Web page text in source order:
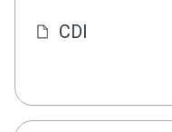
CDI